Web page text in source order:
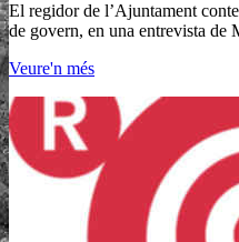
El regidor de l’Ajuntament
de govern, en una entrevista de
Veure'n més